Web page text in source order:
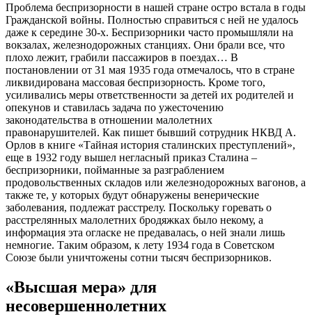
Проблема беспризорности в нашей стране остро встала в годы
Гражданской войны. Полностью справиться с ней не удалось
даже к середине 30-х. Беспризорники часто промышляли на
вокзалах, железнодорожных станциях. Они брали все, что
плохо лежит, грабили пассажиров в поездах… В
постановлении от 31 мая 1935 года отмечалось, что в стране
ликвидирована массовая беспризорность. Кроме того,
усиливались меры ответственности за детей их родителей и
опекунов и ставилась задача по ужесточению
законодательства в отношении малолетних
правонарушителей. Как пишет бывший сотрудник НКВД А.
Орлов в книге «Тайная история сталинских преступлений»,
еще в 1932 году вышел негласный приказ Сталина –
беспризорники, пойманные за разграблением
продовольственных складов или железнодорожных вагонов, а
также те, у которых будут обнаружены венерические
заболевания, подлежат расстрелу. Поскольку горевать о
расстрелянных малолетних бродяжках было некому, а
информация эта огласке не предавалась, о ней знали лишь
немногие. Таким образом, к лету 1934 года в Советском
Союзе были уничтожены сотни тысяч беспризорников.
«Высшая мера» для
несовершеннолетних